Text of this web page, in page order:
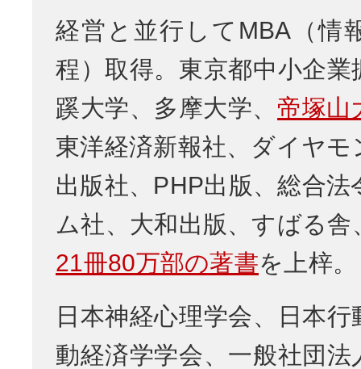
経営と並行してMBA（情
程）取得。東京都中小企業
蹊大学、多摩大学、 帝塚山
東洋経済新報社、ダイヤ
出版社、PHP出版、総合
ム社、大和出版、すばる舎
21冊80万部の著書を上梓。
日本神経心理学会、日本
動経済学学会、一般社団